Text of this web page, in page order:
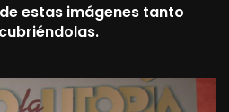
estas imágenes tanto